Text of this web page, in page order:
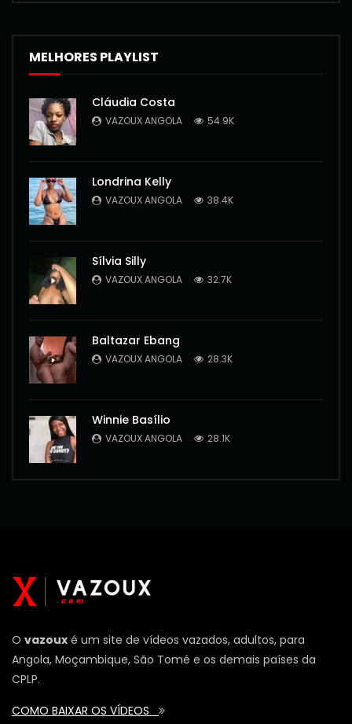
MELHORES PLAYLIST
Cláudia Costa
VAZOUX ANGOLA 54.9K
Londrina Kelly
VAZOUX ANGOLA 38.4K
Sílvia Silly
VAZOUX ANGOLA 32.7K
Baltazar Ebang
VAZOUX ANGOLA 28.3K
Winnie Basílio
VAZOUX ANGOLA 28.1K
O vazoux é um site de vídeos vazados, adultos, para
Angola, Moçambique, São Tomé e os demais países da
CPLP.
COMO BAIXAR OS VÍDEOS